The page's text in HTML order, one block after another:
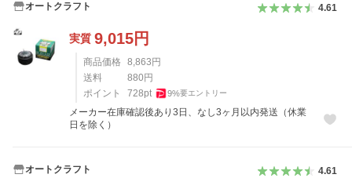
オートクラフト 4.61
実質 9,015円
商品価格 8,863 円
送料
880 円
ポイント
728pt 9%要エントリー
メーカー在庫確認後あり3日、なし3ヶ月以内発送（休業
日を除く）
オートクラフト 4.61